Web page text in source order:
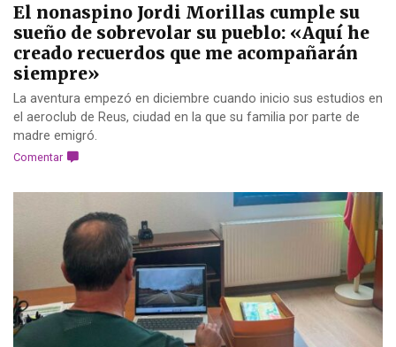
El nonaspino Jordi Morillas cumple su
sueño de sobrevolar su pueblo: «Aquí he
creado recuerdos que me acompañarán
siempre»
La aventura empezó en diciembre cuando inicio sus estudios en
el aeroclub de Reus, ciudad en la que su familia por parte de
madre emigró.
Comentar